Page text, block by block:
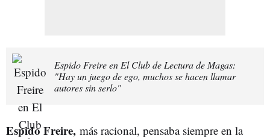
Espido Freire en El Club de Lectura de Magas:
"Hay un juego de ego, muchos se hacen llamar
autores sin serlo"
Espido Freire, más racional, pensaba siempre en la